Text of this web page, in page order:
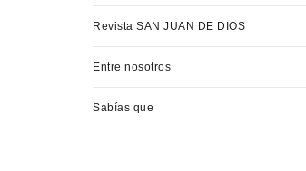
Revista SAN JUAN DE DIOS
Entre nosotros
Sabías que